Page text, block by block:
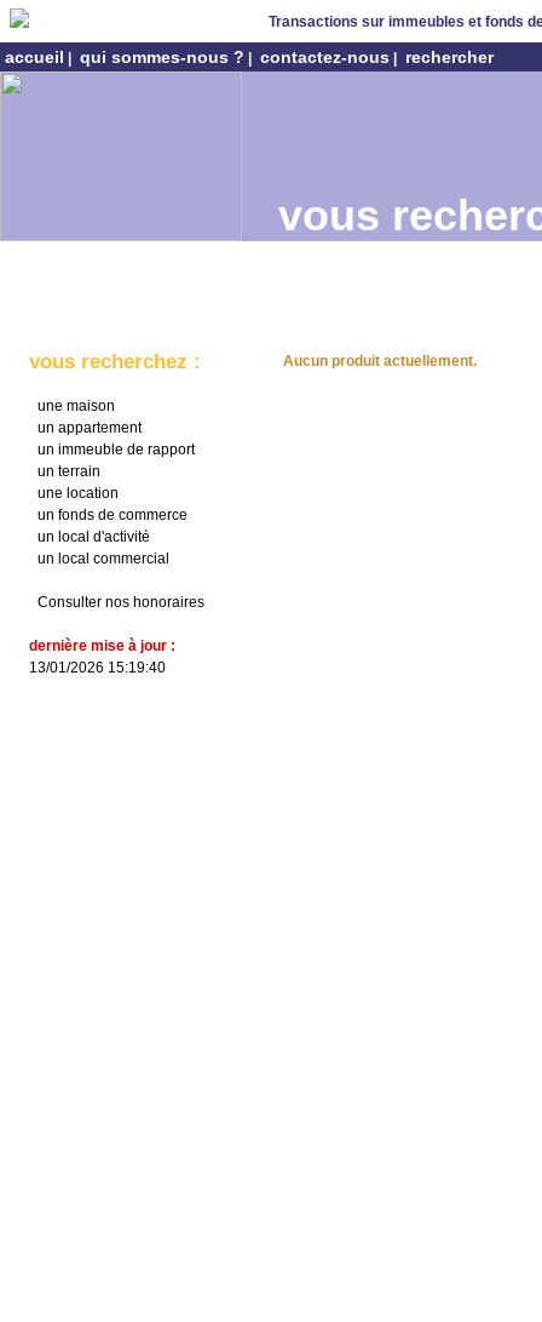
Transactions sur immeubles et fonds
accueil qui sommes-nous ? contactez-nous rechercher
vous
vous recherchez :
une maison
un appartement
un immeuble de rapport
un terrain
une location
un fonds de commerce
un local d'activité
un local commercial
Consulter nos honoraires
dernière mise à jour :
13/01/2026 15:19:40
Aucun produit actuellement.